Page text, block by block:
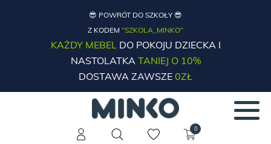
😎 POWRÓT DO SZKOŁY 😎
Z KODEM “SZKOLA_MINKO”
KAŻDY MEBELDO POKOJU DZIECKA I
NASTOLATKATANIEJ O 10%
DOSTAWA ZAWSZE 0ZŁ
0